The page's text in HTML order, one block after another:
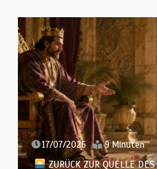
10/07/2026 9 Minuten